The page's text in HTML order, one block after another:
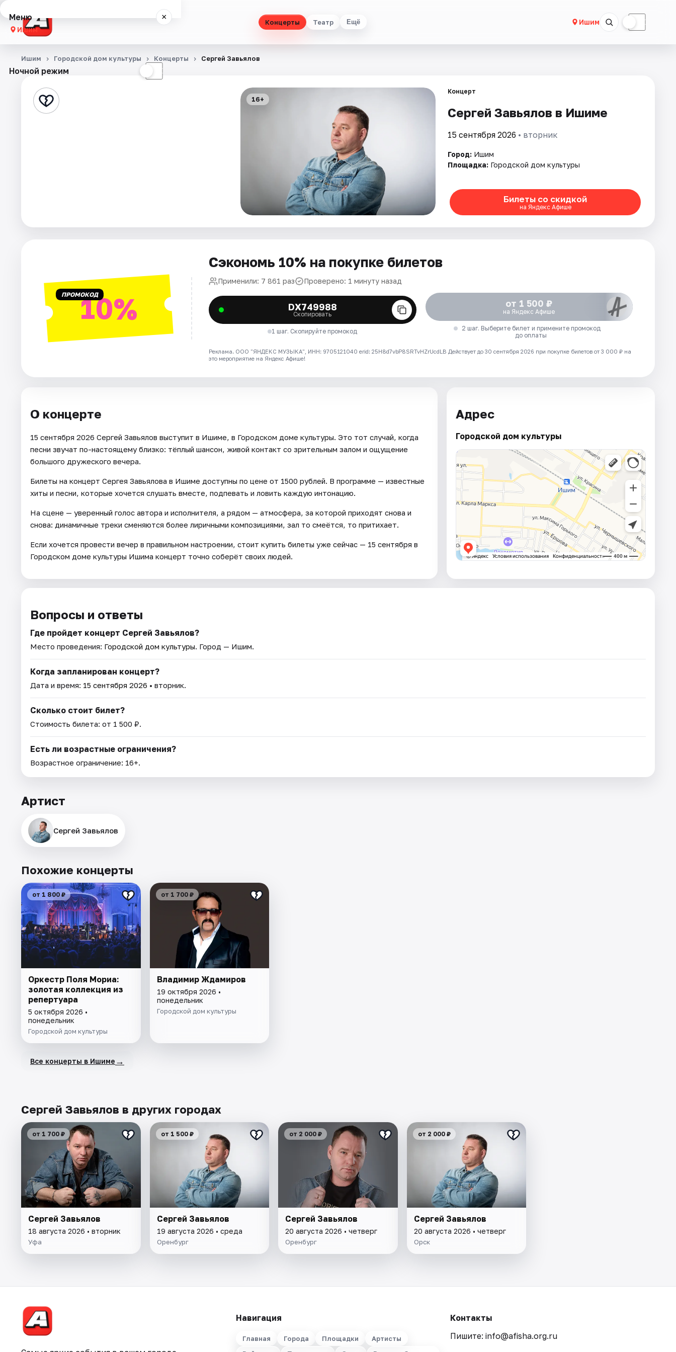
Концерты Театр Ещё Ишим ☾
Меню ×
Ишим
Концерты
Ночной режим ☾
Ишим Городской дом культуры Концерты Сергей Завьялов
16+
Концерт
Сергей Завьялов в Ишиме
15 сентября 2026 • вторник
Город: Ишим
Площадка: Городской дом культуры
Билеты со скидкой
на Яндекс Афише
ПРОМОКОД10%
Сэкономь 10% на покупке билетов
Применили: 7 861 раз Проверено: 1 минуту назад
DX749988
Скопировать
1 шаг. Скопируйте промокод
от 1 500 ₽
на Яндекс Афише
2 шаг. Выберите билет и примените промокод
до оплаты
Реклама. ООО "ЯНДЕКС МУЗЫКА", ИНН: 9705121040 erid: 25H8d7vbP8SRTvHZrUcdLB Действует до 30 сентября 2026 при покупке билетов от 3 000 ₽ на
это мероприятие на Яндекс Афише!
О концерте
15 сентября 2026 Сергей Завьялов выступит в Ишиме, в Городском доме культуры. Это тот случай, когда
песни звучат по-настоящему близко: тёплый шансон, живой контакт со зрительным залом и ощущение
большого дружеского вечера.
Билеты на концерт Сергея Завьялова в Ишиме доступны по цене от 1500 рублей. В программе — известные
хиты и песни, которые хочется слушать вместе, подпевать и ловить каждую интонацию.
На сцене — уверенный голос автора и исполнителя, а рядом — атмосфера, за которой приходят снова и
снова: динамичные треки сменяются более лиричными композициями, зал то смеётся, то притихает.
Если хочется провести вечер в правильном настроении, стоит купить билеты уже сейчас — 15 сентября в
Городском доме культуры Ишима концерт точно соберёт своих людей.
Адрес
Городской дом культуры
Вопросы и ответы
Где пройдет концерт Сергей Завьялов?
Место проведения: Городской дом культуры. Город — Ишим.
Когда запланирован концерт?
Дата и время: 15 сентября 2026 • вторник.
Сколько стоит билет?
Стоимость билета: от 1 500 ₽.
Есть ли возрастные ограничения?
Возрастное ограничение: 16+.
Артист
Сергей Завьялов
Похожие концерты
от 1 800 ₽
Оркестр Поля Мориа:
золотая коллекция из
репертуара
5 октября 2026 •
понедельник
Городской дом культуры
от 1 700 ₽
Владимир Ждамиров
19 октября 2026 •
понедельник
Городской дом культуры
Все концерты в Ишиме →
Сергей Завьялов в других городах
от 1 700 ₽
Сергей Завьялов
18 августа 2026 • вторник
Уфа
от 1 500 ₽
Сергей Завьялов
19 августа 2026 • среда
Оренбург
от 2 000 ₽
Сергей Завьялов
20 августа 2026 • четверг
Оренбург
от 2 000 ₽
Сергей Завьялов
20 августа 2026 • четверг
Орск
Навигация
Главная Города Площадки
Артисты
Контакты
Пишите: info@afisha.org.ru